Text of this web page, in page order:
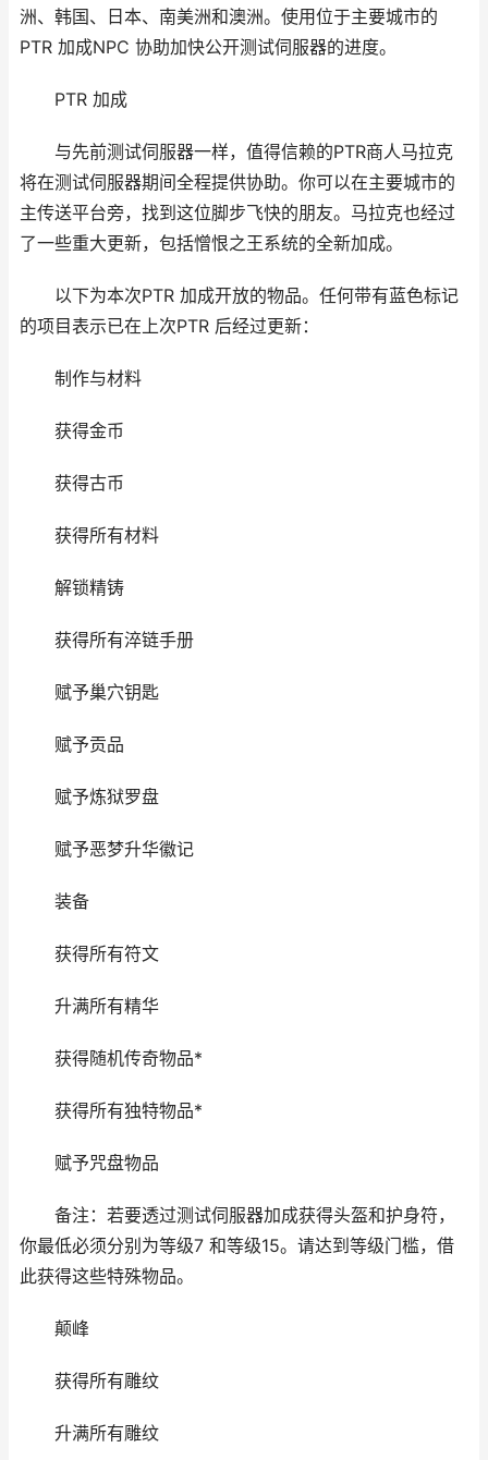
洲、韩国、日本、南美洲和澳洲。使用位于主要城市的
PTR 加成NPC 协助加快公开测试伺服器的进度。
PTR 加成
与先前测试伺服器一样，值得信赖的PTR商人马拉克
将在测试伺服器期间全程提供协助。你可以在主要城市的
主传送平台旁，找到这位脚步飞快的朋友。马拉克也经过
了一些重大更新，包括憎恨之王系统的全新加成。
以下为本次PTR 加成开放的物品。任何带有蓝色标记
的项目表示已在上次PTR 后经过更新：
制作与材料
获得金币
获得古币
获得所有材料
解锁精铸
获得所有淬链手册
赋予巢穴钥匙
赋予贡品
赋予炼狱罗盘
赋予恶梦升华徽记
装备
获得所有符文
升满所有精华
获得随机传奇物品*
获得所有独特物品*
赋予咒盘物品
备注：若要透过测试伺服器加成获得头盔和护身符，
你最低必须分别为等级7 和等级15。请达到等级门槛，借
此获得这些特殊物品。
颠峰
获得所有雕纹
升满所有雕纹